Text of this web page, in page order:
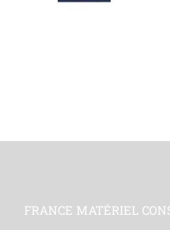
FRANCE MATÉRIEL